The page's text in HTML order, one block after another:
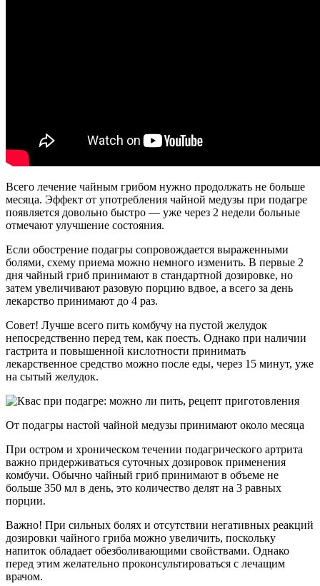
Всего лечение чайным грибом нужно продолжать не больше
месяца. Эффект от употребления чайной медузы при подагре
появляется довольно быстро — уже через 2 недели больные
отмечают улучшение состояния.
Если обострение подагры сопровождается выраженными
болями, схему приема можно немного изменить. В первые 2
дня чайный гриб принимают в стандартной дозировке, но
затем увеличивают разовую порцию вдвое, а всего за день
лекарство принимают до 4 раз.
Совет! Лучше всего пить комбучу на пустой желудок
непосредственно перед тем, как поесть. Однако при наличии
гастрита и повышенной кислотности принимать
лекарственное средство можно после еды, через 15 минут, уже
на сытый желудок.
От подагры настой чайной медузы принимают около месяца
При остром и хроническом течении подагрического артрита
важно придерживаться суточных дозировок применения
комбучи. Обычно чайный гриб принимают в объеме не
больше 350 мл в день, это количество делят на 3 равных
порции.
Важно! При сильных болях и отсутствии негативных реакций
дозировки чайного гриба можно увеличить, поскольку
напиток обладает обезболивающими свойствами. Однако
перед этим желательно проконсультироваться с лечащим
врачом.